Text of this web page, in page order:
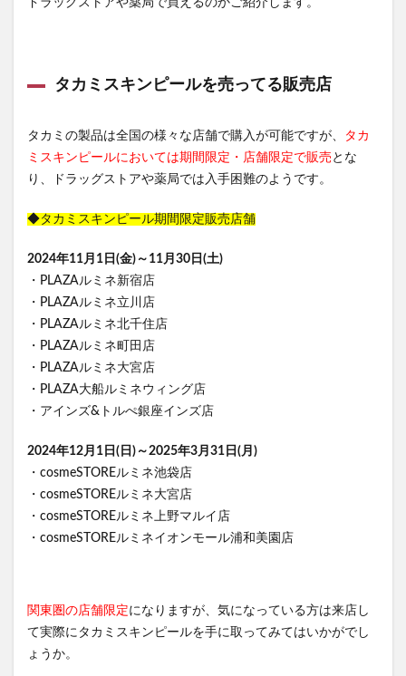
ドラッグストアや薬局で買えるのかご紹介します。
タカミスキンピールを売ってる販売店
タカミの製品は全国の様々な店舗で購入が可能ですが、
タカ
ミスキンピールにおいては期間限定・店舗限定で販売 とな
り、ドラッグストアや薬局では入手困難のようです。
◆タカミスキンピール期間限定販売店舗
2024年11月1日(金)～11月30日(土)
・PLAZAルミネ新宿店
・PLAZAルミネ立川店
・PLAZAルミネ北千住店
・PLAZAルミネ町田店
・PLAZAルミネ大宮店
・PLAZA大船ルミネウィング店
・アインズ&トルぺ銀座インズ店
2024年12月1日(日)～2025年3月31日(月)
・cosmeSTOREルミネ池袋店
・cosmeSTOREルミネ大宮店
・cosmeSTOREルミネ上野マルイ店
・cosmeSTOREルミネイオンモール浦和美園店
関東圏の店舗限定になりますが、気になっている方は来店し
て実際にタカミスキンピールを手に取ってみてはいかがでし
ょうか。